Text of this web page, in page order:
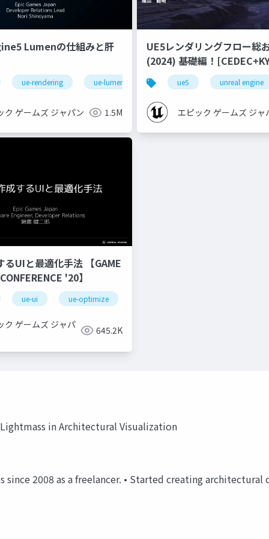
Lumenの仕組みと肝
ue-rendering ue-lumen
ク ゲームズ ジャパン 1.5M
UE5レンダリングフロー総
(2024) 基礎編！[CEDEC+KYUSHU
2024] ue5 unreal engine
エピック ゲームズ ジャ
るUIと最適化手法 【GAME
'20】
ue-ui ue-optimize
ク ゲームズ ジャパ 645.2K
in Architectural Visualization
2008 as a freelancer. • Started creating